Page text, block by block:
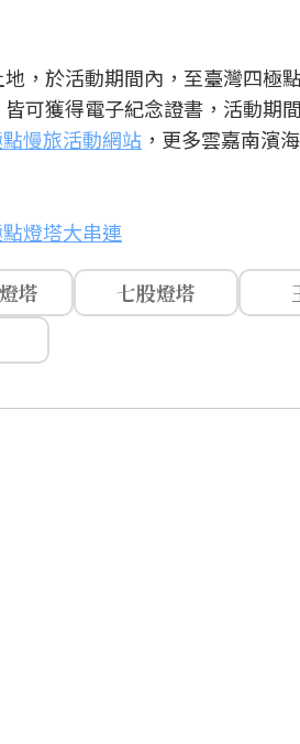
，於活動期間內，至臺灣四極
可獲得電子紀念證書，活動期
慢旅活動網站 ，更多雲嘉南濱
燈塔大串連
塔 七股燈塔